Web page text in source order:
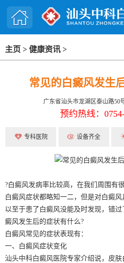
主页 > 健康资讯 >
常见的白癜风发生
广东省汕头市龙湖区泰山路50
预约热线：
专科医院 设备齐全
?白癜风发病率比较高，在我们周围有
白癜风症状都略知一二，但是对白癜风
以至于患了白癜风没能及时发现，错
癜风发生后的症状有什么?
白癜风常见的症状表现有：
一、白癜风症状变化
汕头中科白癜风医院专家介绍说，皮